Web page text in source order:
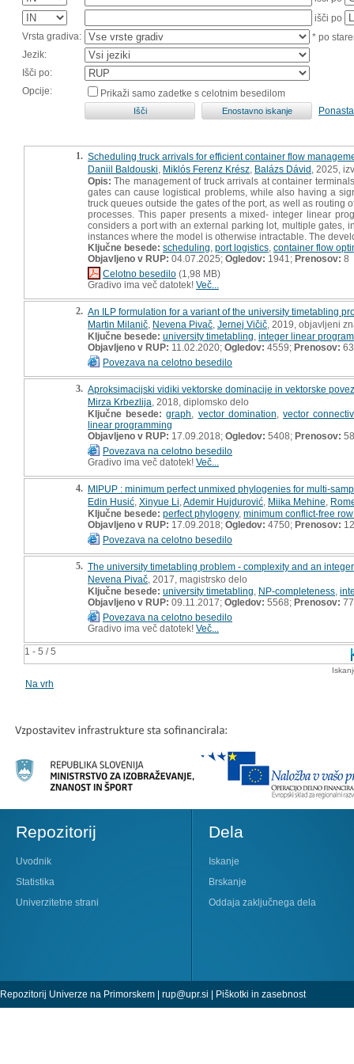
išči po
Vrsta gradiva:
* po
Jezik:
Išči po:
Opcije:
Prikaži samo zadetke s celotnim besedilom
1 - 5 / 5
1. Scheduling truck arrivals for efficient container flow
Daniil Baldouski Miklós Ferenz Krész Balázs Dávid , 2025,
Opis: The management of truck arrivals at container
gates can cause logistical problems, while also having a
truck queues outside the gates of the port, as well as routing
processes. This paper presents a mixed- integer linear
considers a port with an external parking lot, multiple gates,
instances where the model is otherwise intractable. The
Ključne besede: scheduling port logistics container flow
Objavljeno v RUP: 04.07.2025; Ogledov: 1941; Prenosov: 8
Celotno besedilo (1,98 MB)
Gradivo ima več datotek! Več...
2. An ILP formulation for a variant of the university timetabling
Martin Milanič Nevena Pivač Jernej Vičič , 2019, objavljeni
Ključne besede: university timetabling integer linear
Objavljeno v RUP: 11.02.2020; Ogledov: 4559; Prenosov: 63
Povezava na celotno besedilo
3. Aproksimacijski vidiki vektorske dominacije in vektorske
Mirza Krbezlija , 2018, diplomsko delo
Ključne besede: graph vector domination ,vector
linear programming
Objavljeno v RUP: 17.09.2018; Ogledov: 5408; Prenosov: 58
Povezava na celotno besedilo
Gradivo ima več datotek! Več...
4. MIPUP : minimum perfect unmixed phylogenies for multi-
Edin Husić Xinyue Li Ademir Hujdurović Miika Mehine
Ključne besede: perfect phylogeny, minimum conflict-free
Objavljeno v RUP: 17.09.2018; Ogledov: 4750; Prenosov:
Povezava na celotno besedilo
5. The university timetabling problem - complexity and an
Nevena Pivač , 2017, magistrsko delo
Ključne besede: university timetabling NP-completeness
Objavljeno v RUP: 09.11.2017; Ogledov: 5568; Prenosov: 77
Povezava na celotno besedilo
Gradivo ima več datotek! Več...
Na vrh
Repozitorij
Uvodnik
Statistika
Univerzitetne strani
Dela
Iskanje
Brskanje
Oddaja zaključnega dela
Repozitorij Univerze na Primorskem | rup@upr.si | Piškotki in zasebnost